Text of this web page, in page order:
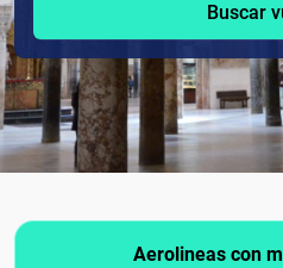
Buscar
Aerolineas con